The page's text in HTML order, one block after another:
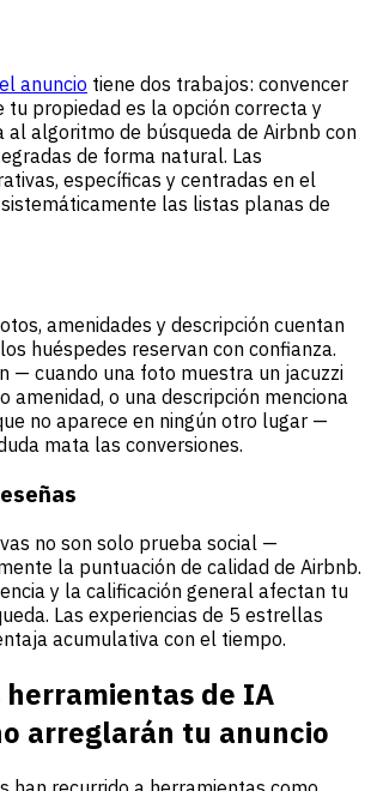
anuncio tiene dos trabajos: convencer
tu propiedad es la opción correcta y
al algoritmo de búsqueda de Airbnb con
de forma natural. Las
específicas y centradas en el
las listas planas de
amenidades y descripción cuentan
huéspedes reservan con confianza.
— cuando una foto muestra un jacuzzi
amenidad, o una descripción menciona
no aparece en ningún otro lugar —
mata las conversiones.
no son solo prueba social —
la puntuación de calidad de Airbnb.
y la calificación general afectan tu
Las experiencias de 5 estrellas
acumulativa con el tiempo.
herramientas de IA
arreglarán tu anuncio